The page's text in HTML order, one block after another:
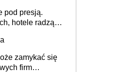
pod presją.
hotele radzą
zamykać się
firm